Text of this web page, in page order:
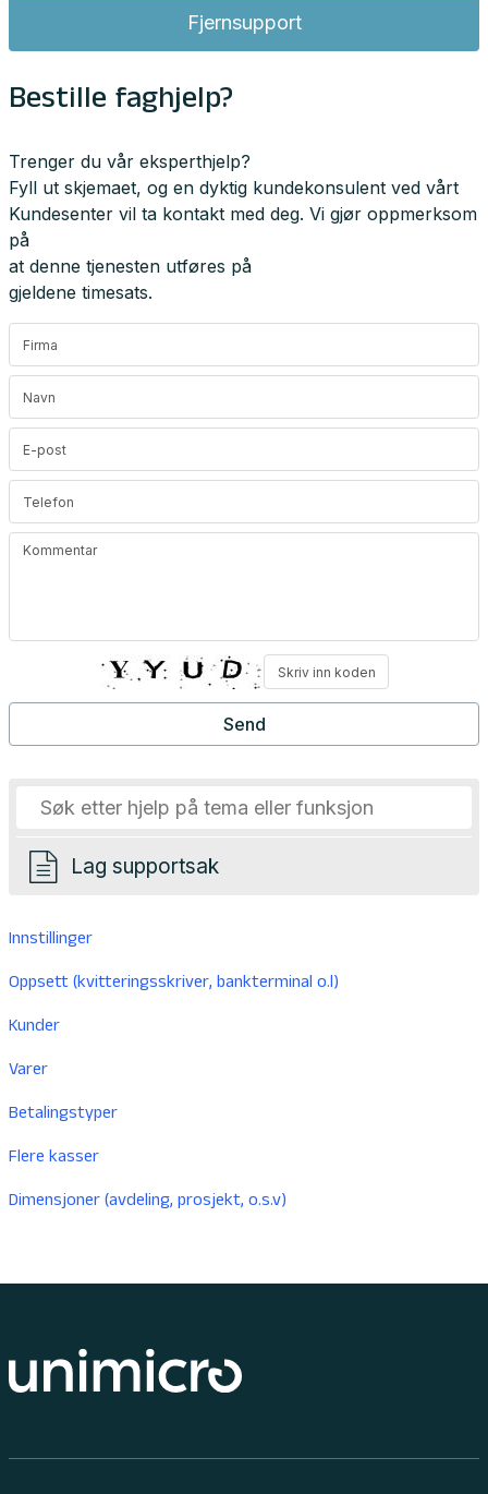
Fjernsupport
Bestille faghjelp?
Trenger du vår eksperthjelp?
Fyll ut skjemaet, og en dyktig kundekonsulent ved vårt
Kundesenter vil ta kontakt med deg. Vi gjør oppmerksom
på
at denne tjenesten utføres på
gjeldene timesats.
Lag supportsak
Innstillinger
Oppsett (kvitteringsskriver, bankterminal o.l)
Kunder
Varer
Betalingstyper
Flere kasser
Dimensjoner (avdeling, prosjekt, o.s.v)